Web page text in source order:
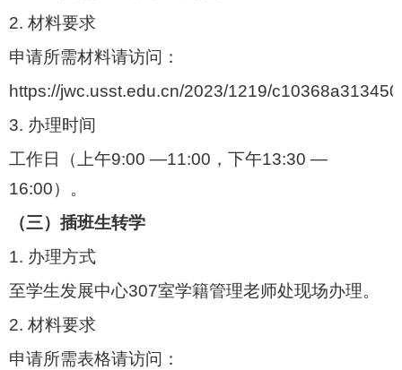
2. 材料要求
申请所需材料请访问：
https://jwc.usst.edu.cn/2023/1219/
3. 办理时间
工作日（上午9:00 —11:00 ，下午13:30 —
16:00）。
（三）插班生转学
1. 办理方式
至学生发展中心307室学籍管理老师处现场办理。
2. 材料要求
申请所需表格请访问：